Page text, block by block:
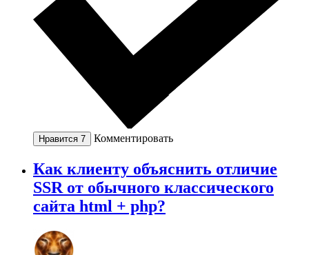
Нравится 7 Комментировать
Как клиенту объяснить отличие
SSR от обычного классического
сайта html + php?